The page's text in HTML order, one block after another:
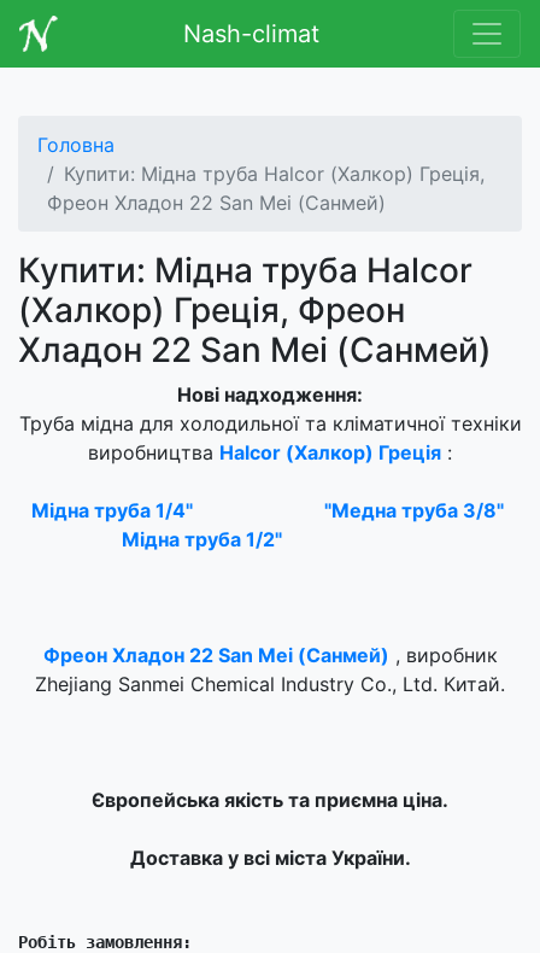
Nash-climat
Головна
Купити: Мідна труба Halcor (Халкор) Греція,
Фреон Хладон 22 San Mei (Санмей)
Купити: Мідна труба Halcor
(Халкор) Греція, Фреон
Хладон 22 San Mei (Санмей)
Нові надходження:
Труба мідна для холодильної та кліматичної техніки
виробництва Halcor (Халкор) Греція :
Мідна труба 1/4"
"Медна труба 3/8"
Мідна труба 1/2"
Фреон Хладон 22 San Mei (Санмей) , виробник
Zhejiang Sanmei Chemical Industry Co., Ltd. Китай.
Європейська якість та приємна ціна.
Доставка у всі міста України.
Робіть замовлення: